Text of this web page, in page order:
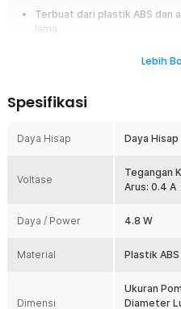
Terbuat dari plastik ABS dan
lama.
sehingga dapat Anda gunakan
kecil, menyiram tanaman, ataupun
dengan lebih leluasa.
Fitur
Dengan bantuan alat ini,
maupun luar rumah.
Pompa ini dapat menyedot dan
Lebih
Spesifikasi
Daya Hisap Daya
Voltase
Tegangan
Arus: 0.4 A
Daya / Power 4.8 W
Material Plastik
Dimensi
Ukuran
Diameter